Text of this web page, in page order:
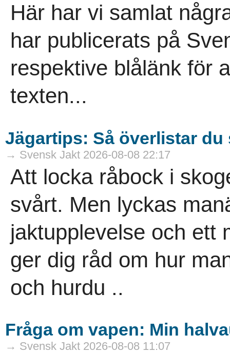
Här har vi samlat
har publicerats på
respektive blålänk för
texten...
Jägartips: Så överlistar
→ Svensk Jakt 2026-08-08 22:17
Att locka råbock i
svårt. Men lyckas
jaktupplevelse och ett
ger dig råd om hur
och hurdu ..
Fråga om vapen: Min
→ Svensk Jakt 2026-08-08 11:07